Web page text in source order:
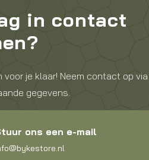
in contact
voor je klaar! Neem contact op
gegevens.
ons een e-mail